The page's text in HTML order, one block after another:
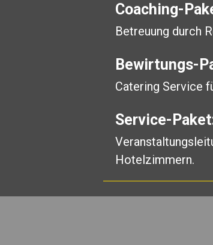
Coaching-
Betreuung durch
Bewirtungs-
Catering Service
Service-
Hotelzimmern.